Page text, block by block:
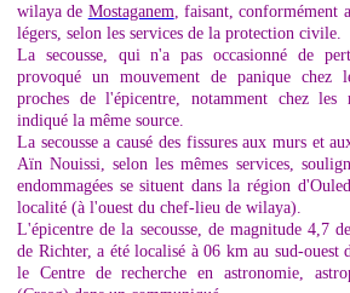
wilaya de Mostaganem, faisant, conformément
légers, selon les services de la protection civile.
La secousse, qui n'a pas occasionné de
provoqué un mouvement de panique chez
proches de l'épicentre, notamment chez les
indiqué la même source.
La secousse a causé des fissures aux murs et
Aïn Nouissi, selon les mêmes services,
endommagées se situent dans la région
localité (à l'ouest du chef-lieu de wilaya).
L'épicentre de la secousse, de magnitude 4,7
de Richter, a été localisé à 06 km au sud-ouest
le Centre de recherche en astronomie,